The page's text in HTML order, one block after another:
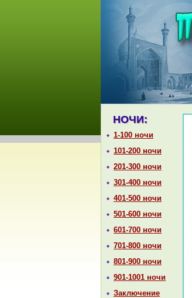
НОЧИ:
1-100 ночи
101-200 ночи
201-300 ночи
301-400 ночи
401-500 ночи
501-600 ночи
601-700 ночи
701-800 ночи
801-900 ночи
901-1001 ночи
Заключение